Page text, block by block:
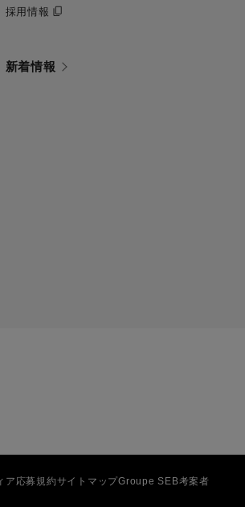
採用情報
新着情報
ア応募規約サイトマップGroupe SEB考案者